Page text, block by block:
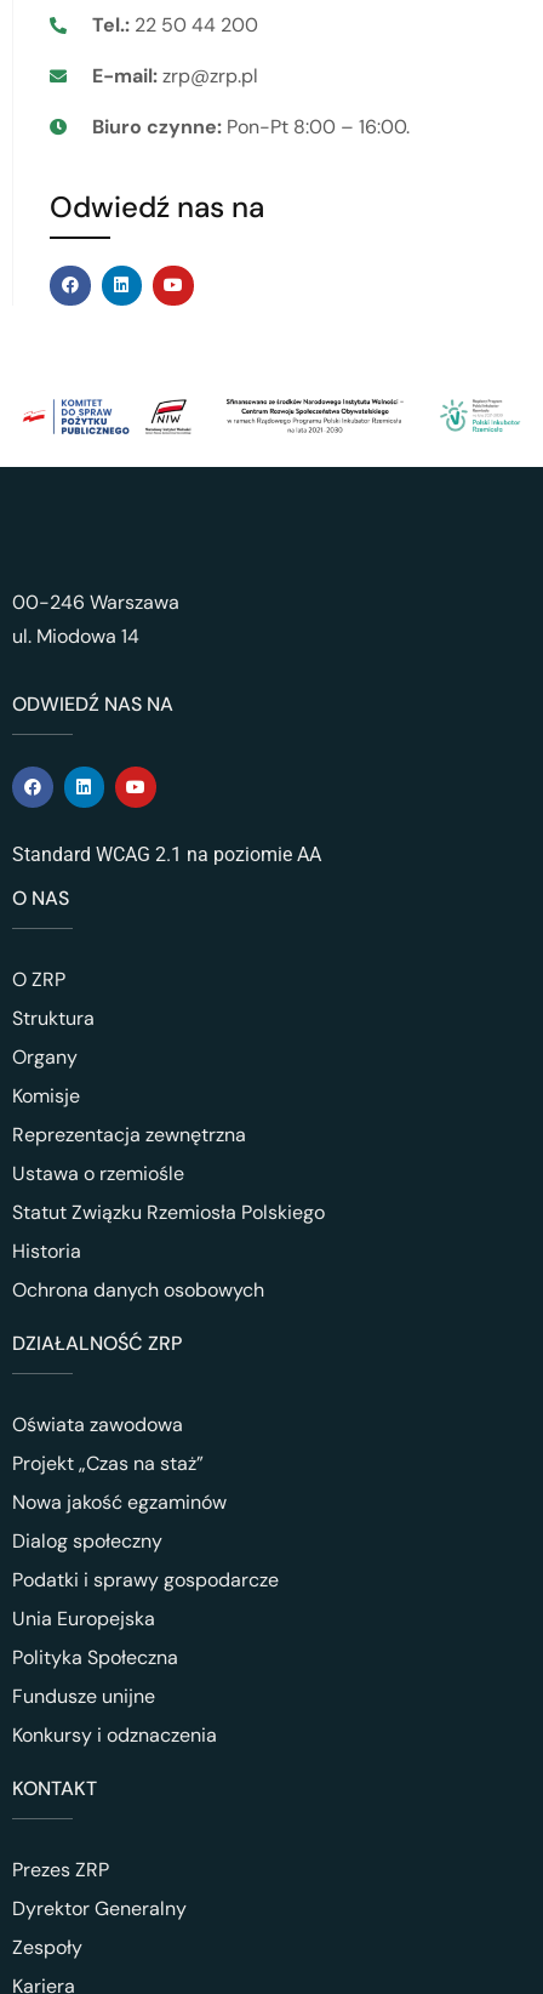
Tel.:22 50 44 200
E-mail:zrp@zrp.pl
Biuro czynne:Pon-Pt 8:00 – 16:00.
Odwiedź nas na
00-246 Warszawa
ul. Miodowa 14
ODWIEDŹ NAS NA
Standard WCAG 2.1 na poziomie AA
O NAS
O ZRP
Struktura
Organy
Komisje
Reprezentacja zewnętrzna
Ustawa o rzemiośle
Statut Związku Rzemiosła Polskiego
Historia
Ochrona danych osobowych
DZIAŁALNOŚĆ ZRP
Oświata zawodowa
Projekt „Czas na staż”
Nowa jakość egzaminów
Dialog społeczny
Podatki i sprawy gospodarcze
Unia Europejska
Polityka Społeczna
Fundusze unijne
Konkursy i odznaczenia
KONTAKT
Prezes ZRP
Dyrektor Generalny
Zespoły
Kariera